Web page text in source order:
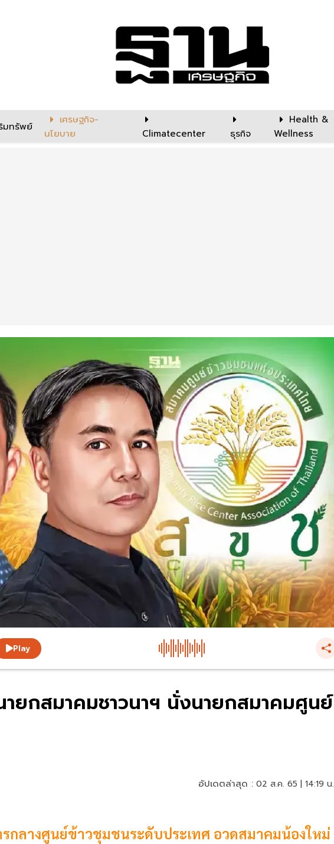
มทรัพย์
เศรษฐกิจ-
นโยบาย
Climatecenter ธุรกิจ
Health &
Wellness
Play
ยกสมาคมชาวนาฯ นั่งนายกสมาคมศูนย์
อัปเดตล่าสุด : 02 ส.ค. 65 | 14:19 น.
กลางศูนย์ข้าวชุมชนระดับประเทศ อวดสมาคมน้องใหม่